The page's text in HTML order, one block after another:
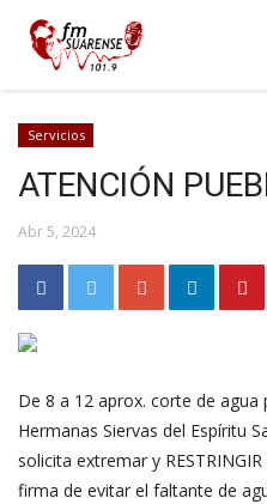
Servicios
ATENCIÓN
Abr 5, 2024
De 8 a 12 aprox. corte de agua
Hermanas Siervas del Espíritu
solicita extremar y
firma de evitar el faltante de